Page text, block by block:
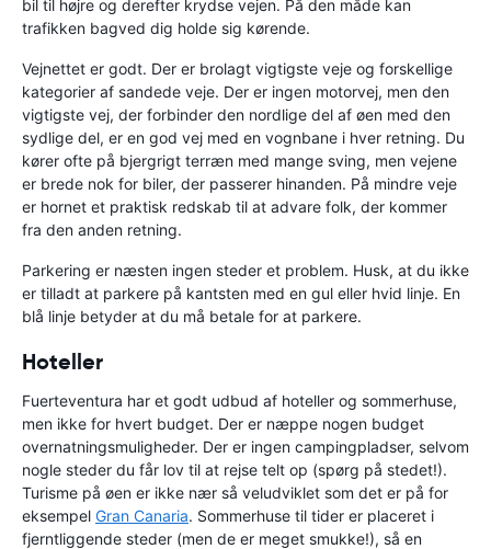
bil til højre og derefter krydse vejen. På den måde kan
trafikken bagved dig holde sig kørende.
Vejnettet er godt. Der er brolagt vigtigste veje og forskellige
kategorier af sandede veje. Der er ingen motorvej, men den
vigtigste vej, der forbinder den nordlige del af øen med den
sydlige del, er en god vej med en vognbane i hver retning. Du
kører ofte på bjergrigt terræn med mange sving, men vejene
er brede nok for biler, der passerer hinanden. På mindre veje
er hornet et praktisk redskab til at advare folk, der kommer
fra den anden retning.
Parkering er næsten ingen steder et problem. Husk, at du ikke
er tilladt at parkere på kantsten med en gul eller hvid linje. En
blå linje betyder at du må betale for at parkere.
Hoteller
Fuerteventura har et godt udbud af hoteller og sommerhuse,
men ikke for hvert budget. Der er næppe nogen budget
overnatningsmuligheder. Der er ingen campingpladser, selvom
nogle steder du får lov til at rejse telt op (spørg på stedet!).
Turisme på øen er ikke nær så veludviklet som det er på for
eksempel Gran Canaria. Sommerhuse til tider er placeret i
fjerntliggende steder (men de er meget smukke!), så en